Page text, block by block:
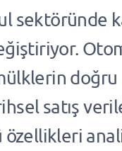
sektöründe
doğru
satış